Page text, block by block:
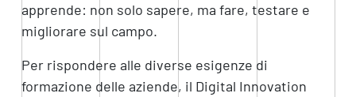
apprende: non solo sapere, ma fare, testare e
migliorare sul campo.
Per rispondere alle diverse esigenze di
formazione delle aziende, il Digital Innovation